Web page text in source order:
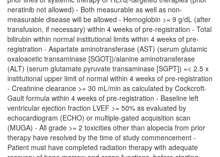
neratinib not allowed) - Both measurable as well as non-
measurable disease will be allowed - Hemoglobin >= 9 g/dL (after
transfusion, if necessary) within 4 weeks of pre-registration - Total
bilirubin within normal institutional limits within 4 weeks of pre-
registration - Aspartate aminotransferase (AST) (serum glutamic
oxaloacetic transaminase [SGOT])/alanine aminotransferase
(ALT) (serum glutamate pyruvate transaminase [SGPT]) =< 2.5 x
institutional upper limit of normal within 4 weeks of pre-registration
- Creatinine clearance >= 30 mL/min as calculated by Cockcroft-
Gault formula within 4 weeks of pre-registration - Baseline left
ventricular ejection fraction LVEF >= 50% as evaluated by
echocardiogram (ECHO) or multiple-gated acquisition scan
(MUGA) - All grade >= 2 toxicities other than alopecia from prior
therapy have resolved by the time of study commencement -
Patient must have completed radiation therapy with adequate